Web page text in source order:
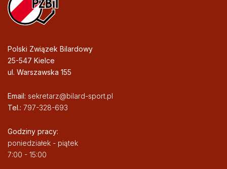
Polski Związek Bilardowy
25-547 Kielce
ul. Warszawska 155
Email: sekretarz@bilard-sport.pl
Tel.: 797-328-693
Godziny pracy:
poniedziałek - piątek
7:00 - 15:00